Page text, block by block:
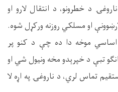
د خطرونو، د انتقال لارو او
او مسلکي روزنه ورکړل شوه.
موخه دا ده چې د کنو پر
تبې د خپرېدو مخه ونیول شي او
تماس لري، د ناروغۍ په اړه لا